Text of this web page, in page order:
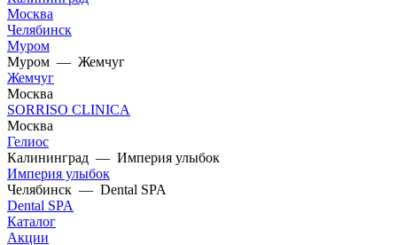
Москва
Челябинск
Муром
Муром — Жемчуг
Жемчуг
Москва
SORRISO CLINICA
Москва
Гелиос
Калининград — Империя улыбок
Империя улыбок
Челябинск — Dental SPA
Dental SPA
Каталог
Акции